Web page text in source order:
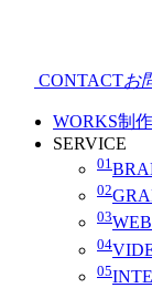
CONTACTお
WORKS制
SERVICE
01
02
03
04
05